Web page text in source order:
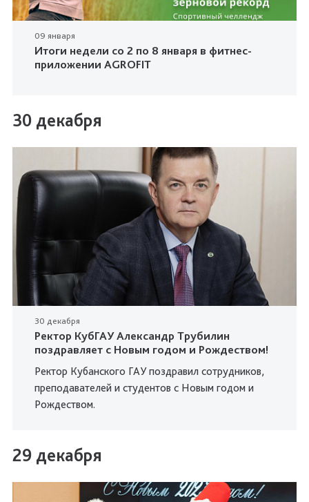
09 января
Итоги недели со 2 по 8 января в фитнес-
приложении AGROFIT
30 декабря
30 декабря
Ректор КубГАУ Александр Трубилин
поздравляет с Новым годом и Рождеством!
Ректор Кубанского ГАУ поздравил сотрудников,
преподавателей и студентов с Новым годом и
Рождеством.
29 декабря